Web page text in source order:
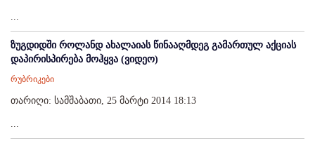
...
ზუგდიდში როლანდ ახალაიას წინააღმდეგ გამართულ აქციას
დაპირისპირება მოჰყვა (ვიდეო)
რუბრიკები
თარიღი: სამშაბათი, 25 მარტი 2014 18:13
...